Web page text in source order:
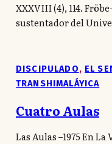
XXXVIII (4), 114.
sustentador del
DISCIPULADO, EL
TRANSHIMALÁYICA
Cuatro Aulas
Las Aulas –1975 En